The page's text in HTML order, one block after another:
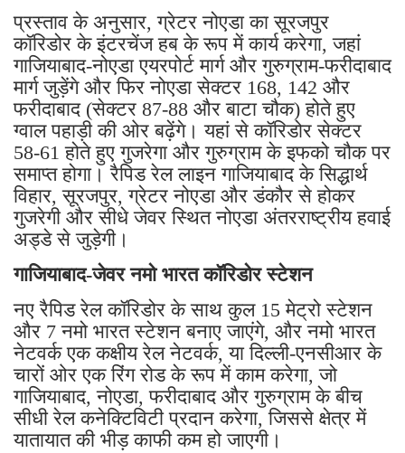
प्रस्ताव के अनुसार, ग्रेटर नोएडा का सूरजपुर
कॉरिडोर के इंटरचेंज हब के रूप में कार्य करेगा, जहां
गाजियाबाद-नोएडा एयरपोर्ट मार्ग और गुरुग्राम-फरीदाबाद
मार्ग जुड़ेंगे और फिर नोएडा सेक्टर 168, 142 और
फरीदाबाद (सेक्टर 87-88 और बाटा चौक) होते हुए
ग्वाल पहाड़ी की ओर बढ़ेंगे। यहां से कॉरिडोर सेक्टर
58-61 होते हुए गुजरेगा और गुरुग्राम के इफको चौक पर
समाप्त होगा। रैपिड रेल लाइन गाजियाबाद के सिद्धार्थ
विहार, सूरजपुर, ग्रेटर नोएडा और डंकौर से होकर
गुजरेगी और सीधे जेवर स्थित नोएडा अंतरराष्ट्रीय हवाई
अड्डे से जुड़ेगी।
गाजियाबाद-जेवर नमो भारत कॉरिडोर स्टेशन
नए रैपिड रेल कॉरिडोर के साथ कुल 15 मेट्रो स्टेशन
और 7 नमो भारत स्टेशन बनाए जाएंगे, और नमो भारत
नेटवर्क एक कक्षीय रेल नेटवर्क, या दिल्ली-एनसीआर के
चारों ओर एक रिंग रोड के रूप में काम करेगा, जो
गाजियाबाद, नोएडा, फरीदाबाद और गुरुग्राम के बीच
सीधी रेल कनेक्टिविटी प्रदान करेगा, जिससे क्षेत्र में
यातायात की भीड़ काफी कम हो जाएगी।